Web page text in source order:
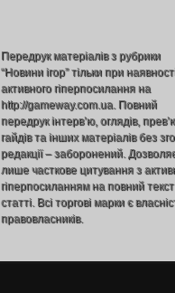
Передрук матеріалів з рубрики
“Новини ігор” тільки при
активного гіперпосилання на
http://gameway.com.ua. Повний
передрук інтерв’ю, оглядів,
гайдів та інших матеріалів без
редакції – заборонений.
лише часткове цитування з
гіперпосиланням на повний текст
статті. Всі торгові марки є
правовласників.